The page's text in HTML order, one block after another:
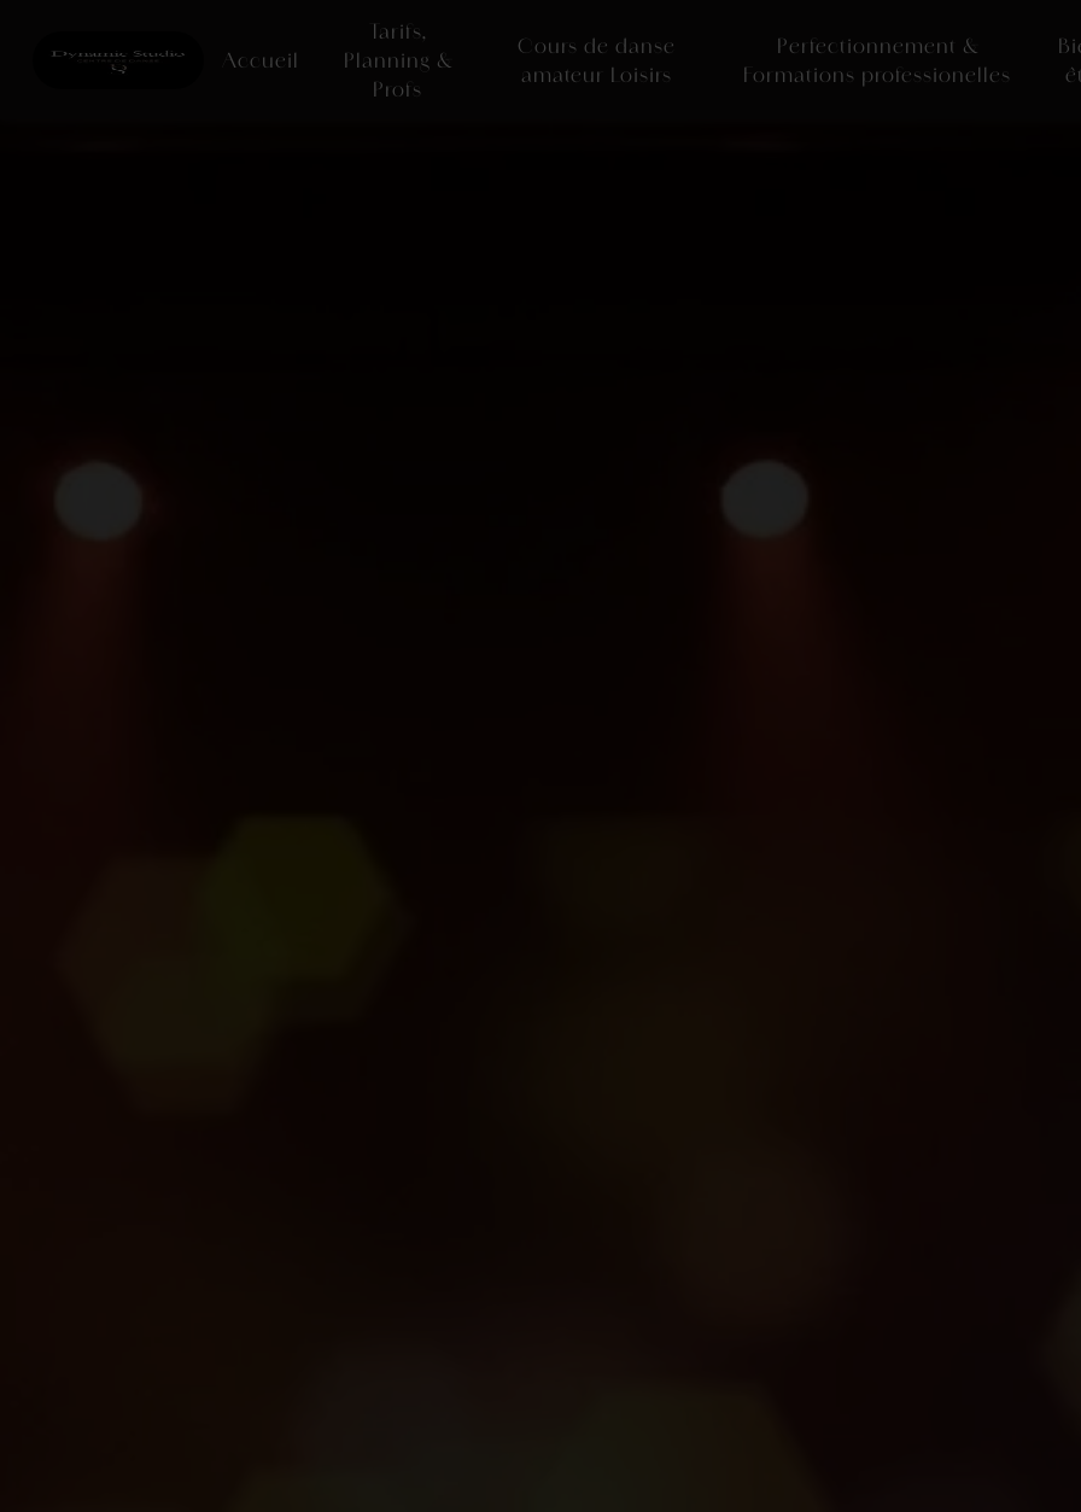
Accueil
Tarifs,
Planning &
Profs
Cours de danse
amateur Loisirs
Perfectionnement &
Formations professionelles